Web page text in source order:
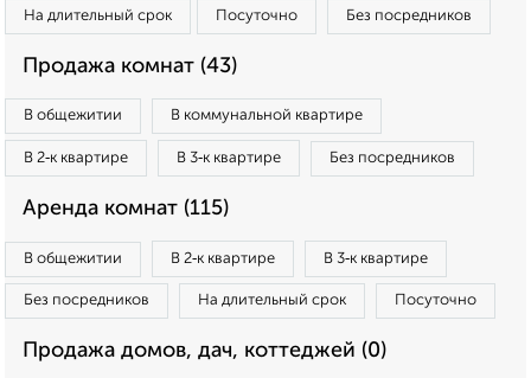
На длительный срок Посуточно Без посредников
Продажа комнат (43)
В общежитии В коммунальной квартире
В 2‑к квартире В 3‑к квартире Без посредников
Аренда комнат (115)
В общежитии В 2‑к квартире В 3‑к квартире
Без посредников На длительный срок Посуточно
Продажа домов, дач, коттеджей (0)